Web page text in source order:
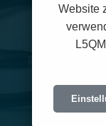
Alle
Website